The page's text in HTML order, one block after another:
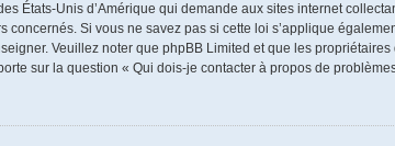
États-Unis d’Amérique qui demande aux sites internet
Si vous ne savez pas si cette loi s’applique
Veuillez noter que phpBB Limited et que les
sur la question « Qui dois-je contacter à propos de